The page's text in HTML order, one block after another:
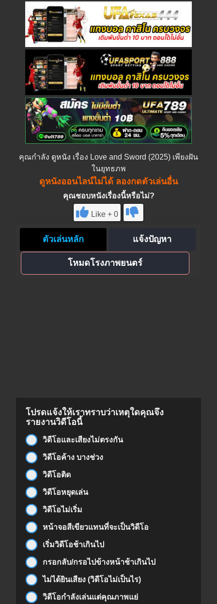
คุณกำลัง ดูหนัง เรื่อง Love and Sword (2025) เพียงฝัน
ในยุทธภพ
ดูหนังออนไลน์ไม่ได้ ลองกดตัวเล่นอื่น
คุณชอบหนังเรื่องนี้หรือไม่?
Like + 0
ตัวเล่นหลัก แจ้งปัญหา
โหมดโรงภาพยนตร์
โปรดแจ้งให้เราทราบว่าเหตุใดคุณจึง
รายงานวิดีโอนี้
วิดีโอและเสียงไม่ตรงกัน
วิดีโอค้าง บางช่วง
วิดีโอติด
วิดีโอหยุดเล่น
วิดีโอไม่เริ่ม
หน้าจอสีเขียวแทนที่จะเป็นวิดีโอ
เริ่มวิดีโอช้าเกินไป
กรอกลับ/กรอไปข้างหน้าช้าเกินไป
ไม่ได้ยินเสียง (วิดีโอไม่เป็นไร)
วิดีโอกำลังเล่นแต่คุณภาพแย่